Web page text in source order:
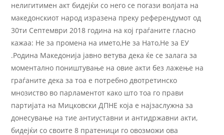
нелигитимен акт бидејќи со него се погази волјата на
македонскиот народ изразена преку референдумот од
30ти Септември 2018 година на кој граѓаните гласно
кажаа: Не за промена на името,Не за Нато,Не за ЕУ
.Родина Македонија јавно ветува дека ќе се залага за
моментално поништување на овие акти без лажење на
граѓаните дека за тоа е потребно двотретинско
мнозиство во парламентот како што тоа го прави
партијата на Мицковски ДПНЕ која е најзаслужна за
донесување на тие антиуставни и антидржавни акти,
бидејќи со своите 8 пратеници го овозможи ова